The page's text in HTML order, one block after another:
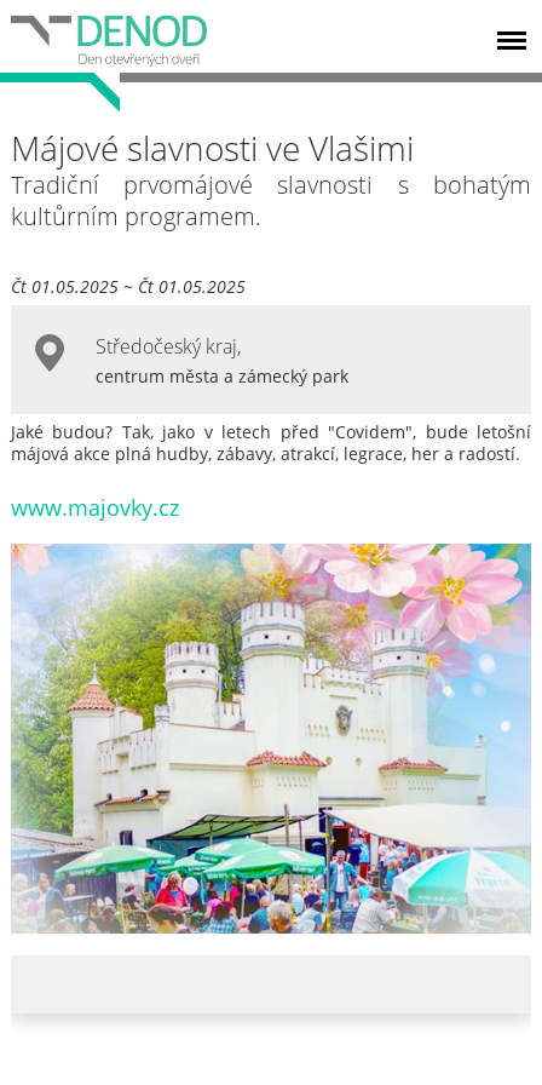
Májové slavnosti ve Vlašimi
Tradiční prvomájové slavnosti s bohatým
kultůrním programem.
Čt 01.05.2025 ~ Čt 01.05.2025
Středočeský kraj,
centrum města a zámecký park
Jaké budou? Tak, jako v letech před "Covidem", bude letošní
májová akce plná hudby, zábavy, atrakcí, legrace, her a radostí.
www.majovky.cz